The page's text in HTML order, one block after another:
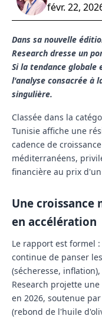
févr. 22,
Dans sa nouvelle
Research dresse un
Si la tendance globale
l'analyse consacrée à
singulière.
Classée dans la
Tunisie affiche une
cadence de
méditerranéens,
financière au prix
Une croissance
en accélération
Le rapport est formel
continue de panser
(sécheresse,
Research projette
en 2026, soutenue
(rebond de l'huile